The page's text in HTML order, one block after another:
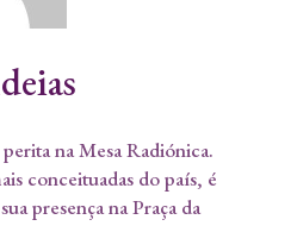
na Mesa Radiónica.
conceituadas do país, é
presença na Praça da